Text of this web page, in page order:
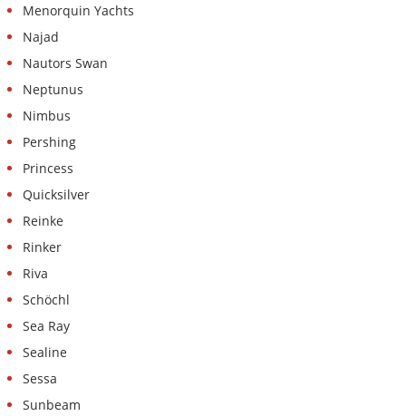
Menorquin Yachts
Najad
Nautors Swan
Neptunus
Nimbus
Pershing
Princess
Quicksilver
Reinke
Rinker
Riva
Schöchl
Sea Ray
Sealine
Sessa
Sunbeam